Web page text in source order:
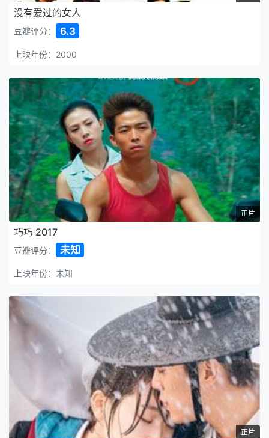
没有爱过的女人
豆瓣评分： 6.3
上映年份：2000
正片
巧巧 2017
豆瓣评分： 未知
上映年份：未知
正片